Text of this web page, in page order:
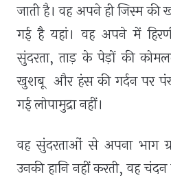
जाती है। वह अपने ही जिस्म की
गई है यहां। वह अपने में
सुंदरता,ताड़ के पेड़ों की
खुशबू और हंस की गर्दन पर
गई लोपामुद्रा नहीं।
वह सुंदरताओं से अपना भाग
उनकी हानि नहीं करती, वह चंदन